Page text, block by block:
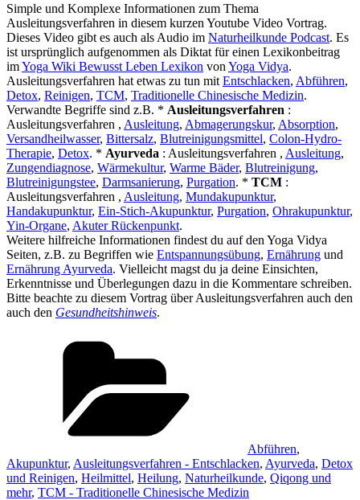
Simple und Komplexe Informationen zum Thema
Ausleitungsverfahren in diesem kurzen Youtube Video Vortrag.
Dieses Video gibt es auch als Audio im Naturheilkunde Podcast. Es
ist ursprünglich aufgenommen als Diktat für einen Lexikonbeitrag
imYoga Wiki Bewusst Leben Lexikon von Yoga Vidya.
Ausleitungsverfahren hat etwas zu tun mit Entschlacken, Abführen,
Detox, Reinigen, TCM, Traditionelle Chinesische Medizin.
Verwandte Begriffe sind z.B. * Ausleitungsverfahren :
Ausleitungsverfahren , Ausleitung, Abmagerungskur, Absorption,
Versandheilwasser, Bittersalz, Blutreinigungsmittel, Colon-Hydro-
Therapie, Detox. * Ayurveda : Ausleitungsverfahren , Ausleitung,
Zungendiagnose, Wärmekultur, Warme Bäder, Blutreinigung,
Blutreinigungstee, Darmsanierung, Purgation. * TCM :
Ausleitungsverfahren , Ausleitung, Mundakupunktur,
Handakupunktur, Ein-Stich-Akupunktur, Purgation, Ohrakupunktur,
Yin-Organe, Akuter Rückenpunkt.
Weitere hilfreiche Informationen findest du auf den Yoga Vidya
Seiten, z.B. zu Begriffen wie Entspannungsübung, Ernährung und
Ernährung Ayurveda. Vielleicht magst du ja deine Einsichten,
Erkenntnisse und Überlegungen dazu in die Kommentare schreiben.
Bitte beachte zu diesem Vortrag über Ausleitungsverfahren auch den
auch den Gesundheitshinweis.
Abführen,
Akupunktur, Ausleitungsverfahren - Entschlacken, Ayurveda, Detox
und Reinigen, Heilmittel, Heilung, Naturheilkunde, Qiqong und
mehr, TCM - Traditionelle Chinesische Medizin